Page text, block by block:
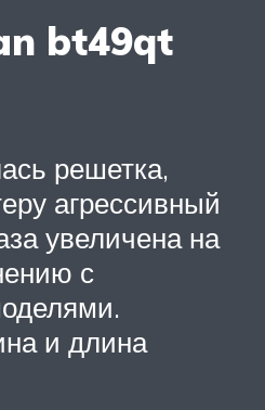
bt49qt
решетка,
агрессивный
увеличена на
с
и длина